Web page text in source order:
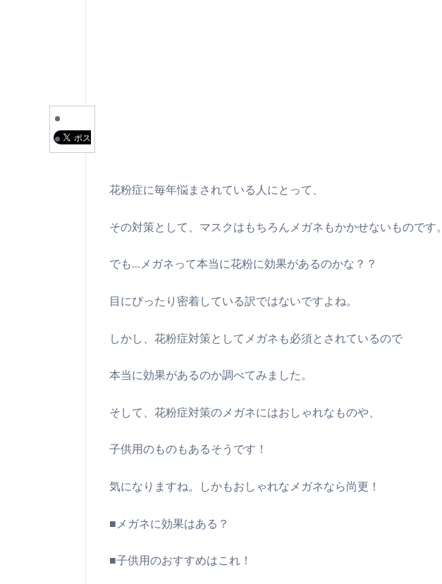
花粉症に毎年悩まされている人にとって、
その対策として、マスクはもちろんメガネもかかせないものです。
でも…メガネって本当に花粉に効果があるのかな？？
目にぴったり密着している訳ではないですよね。
しかし、花粉症対策としてメガネも必須とされているので
本当に効果があるのか調べてみました。
そして、花粉症対策のメガネにはおしゃれなものや、
子供用のものもあるそうです！
気になりますね。しかもおしゃれなメガネなら尚更！
■メガネに効果はある？
■子供用のおすすめはこれ！